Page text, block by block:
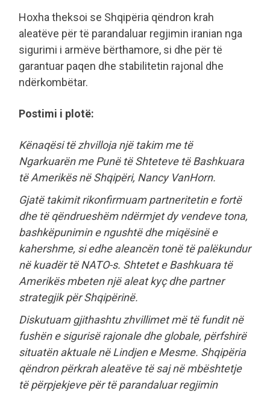
Hoxha theksoi se Shqipëria qëndron krah
aleatëve për të parandaluar regjimin iranian nga
sigurimi i armëve bërthamore, si dhe për të
garantuar paqen dhe stabilitetin rajonal dhe
ndërkombëtar.
Postimi i plotë:
Kënaqësi të zhvilloja një takim me të
Ngarkuarën me Punë të Shteteve të Bashkuara
të Amerikës në Shqipëri, Nancy VanHorn.
Gjatë takimit rikonfirmuam partneritetin e fortë
dhe të qëndrueshëm ndërmjet dy vendeve tona,
bashkëpunimin e ngushtë dhe miqësinë e
kahershme, si edhe aleancën tonë të palëkundur
në kuadër të NATO-s. Shtetet e Bashkuara të
Amerikës mbeten një aleat kyç dhe partner
strategjik për Shqipërinë.
Diskutuam gjithashtu zhvillimet më të fundit në
fushën e sigurisë rajonale dhe globale, përfshirë
situatën aktuale në Lindjen e Mesme. Shqipëria
qëndron përkrah aleatëve të saj në mbështetje
të përpjekjeve për të parandaluar regjimin